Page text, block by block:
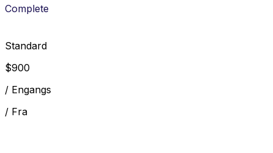
Complete
Standard
$900
/ Engangs
/ Fra